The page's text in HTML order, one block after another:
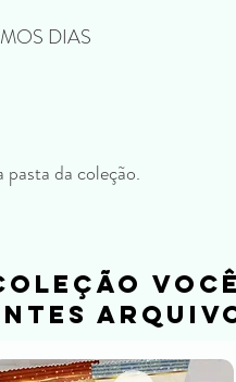
DIAS
da coleção.